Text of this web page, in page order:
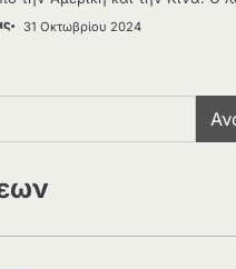
31 Οκτωβρίου 2024